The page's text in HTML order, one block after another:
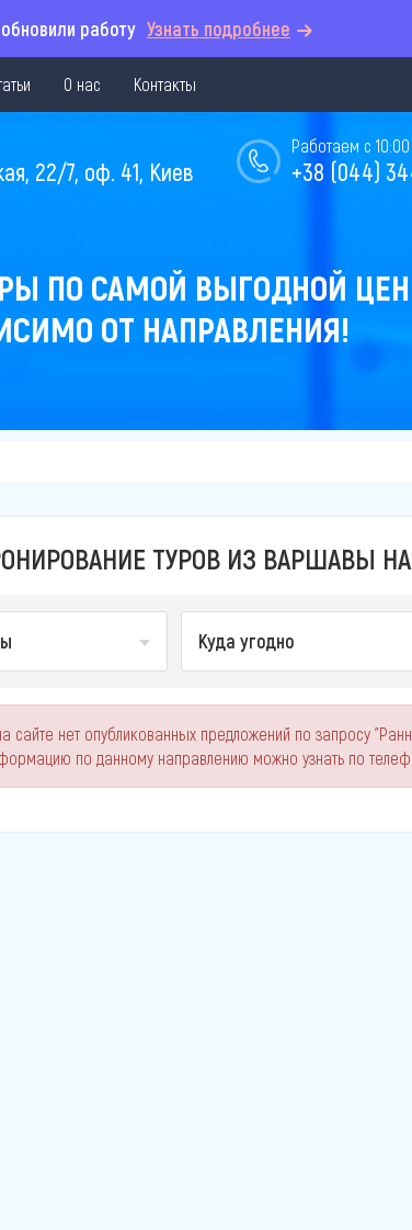
работу Узнать подробнее
О нас Контакты
Работаем с 10:00
+38 (044)
22/7, оф. 41, Киев
ПО САМОЙ ВЫГОДНОЙ
ОТ НАПРАВЛЕНИЯ!
ТУРОВ ИЗ ВАРШАВЫ
Куда угодно
сайте нет опубликованных предложений по запросу
по данному направлению можно узнать по